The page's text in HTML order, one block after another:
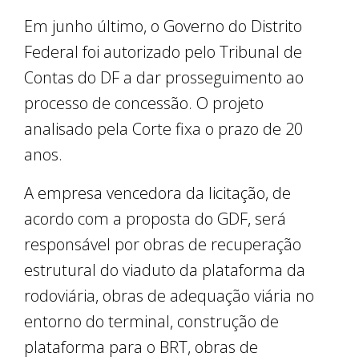
Em junho último, o Governo do Distrito
Federal foi autorizado pelo Tribunal de
Contas do DF a dar prosseguimento ao
processo de concessão. O projeto
analisado pela Corte fixa o prazo de 20
anos.
A empresa vencedora da licitação, de
acordo com a proposta do GDF, será
responsável por obras de recuperação
estrutural do viaduto da plataforma da
rodoviária, obras de adequação viária no
entorno do terminal, construção de
plataforma para o BRT, obras de